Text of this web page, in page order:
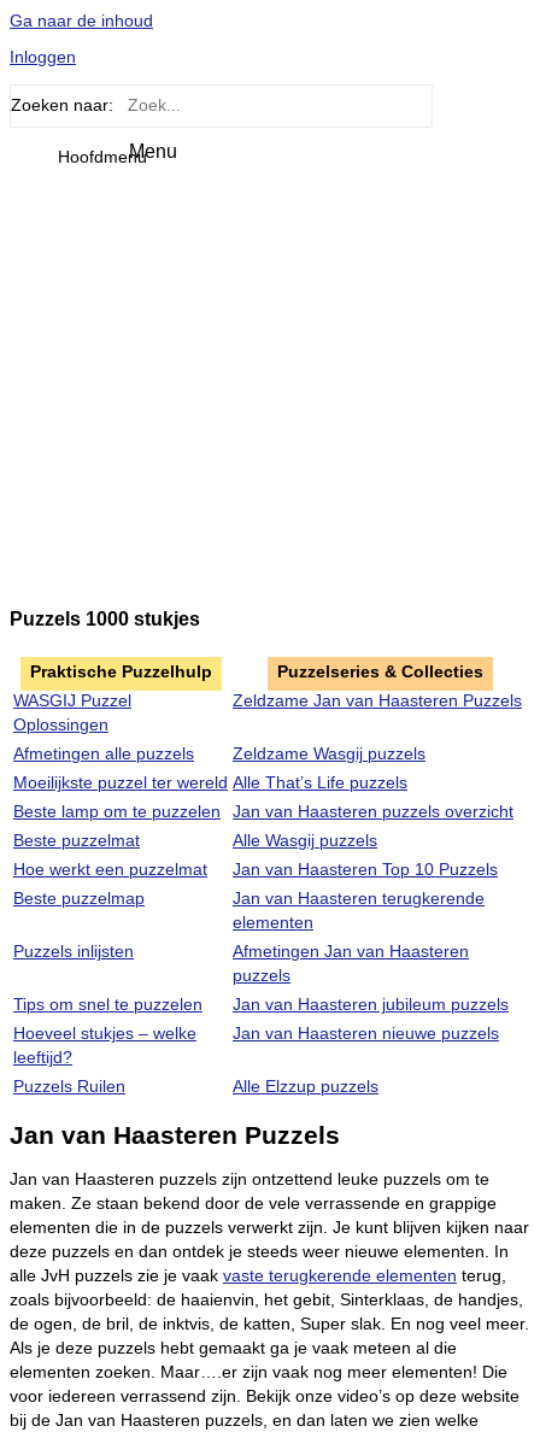
Ga naar de inhoud
Inloggen
Zoeken naar:
Hoofdmenu
Puzzels 1000 stukjes
Praktische Puzzelhulp
Puzzelseries & Collecties
WASGIJ Puzzel
Oplossingen
Zeldzame Jan van Haasteren Puzzels
Afmetingen alle puzzels
Zeldzame Wasgij puzzels
Moeilijkste puzzel ter wereld Alle That’s Life puzzels
Beste lamp om te puzzelen
Jan van Haasteren puzzels overzicht
Beste puzzelmat
Alle Wasgij puzzels
Hoe werkt een puzzelmat
Jan van Haasteren Top 10 Puzzels
Beste puzzelmap
Jan van Haasteren terugkerende
elementen
Puzzels inlijsten
Afmetingen Jan van Haasteren
puzzels
Tips om snel te puzzelen
Jan van Haasteren jubileum puzzels
Hoeveel stukjes – welke
leeftijd?
Jan van Haasteren nieuwe puzzels
Puzzels Ruilen Alle Elzzup puzzels
Jan van Haasteren Puzzels
Jan van Haasteren puzzels zijn ontzettend leuke puzzels om te
maken. Ze staan bekend door de vele verrassende en grappige
elementen die in de puzzels verwerkt zijn. Je kunt blijven kijken naar
deze puzzels en dan ontdek je steeds weer nieuwe elementen. In
alle JvH puzzels zie je vaak vaste terugkerende elementen terug,
zoals bijvoorbeeld: de haaienvin, het gebit, Sinterklaas, de handjes,
de ogen, de bril, de inktvis, de katten, Super slak. En nog veel meer.
Als je deze puzzels hebt gemaakt ga je vaak meteen al die
elementen zoeken. Maar….er zijn vaak nog meer elementen! Die
voor iedereen verrassend zijn. Bekijk onze video’s op deze website
bij de Jan van Haasteren puzzels, en dan laten we zien welke